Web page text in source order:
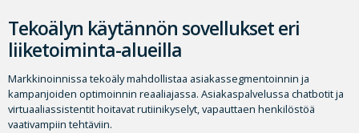
Tekoälyn käytännön sovellukset eri
liiketoiminta-alueilla
Markkinoinnissa tekoäly mahdollistaa asiakassegmentoinnin ja
kampanjoiden optimoinnin reaaliajassa. Asiakaspalvelussa chatbotit ja
virtuaaliassistentit hoitavat rutiinikyselyt, vapauttaen henkilöstöä
vaativampiin tehtäviin.